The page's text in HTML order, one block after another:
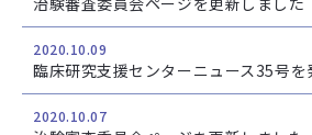
2020.10.09
臨床研究支援センターニュース35号を
2020.10.07